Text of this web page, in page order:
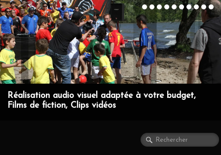
ACCUEIL
PRODUCTION A/V
DÉVELOPPEMENT
EN IMAGE
CONTACT
Réalisation audio visuel adaptée à votre budget,
Films de fiction, Clips vidéos